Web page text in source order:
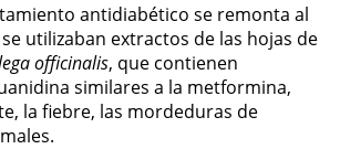
antidiabético se remonta al
utilizaban extractos de las hojas de
officinalis, que contienen
similares a la metformina,
la fiebre, las mordeduras de